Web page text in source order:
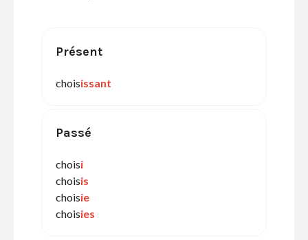
Présent
choisissant
Passé
choisi
choisis
choisie
choisies